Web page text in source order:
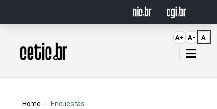
Página inicial
Home
Encuestas
A+ A- A